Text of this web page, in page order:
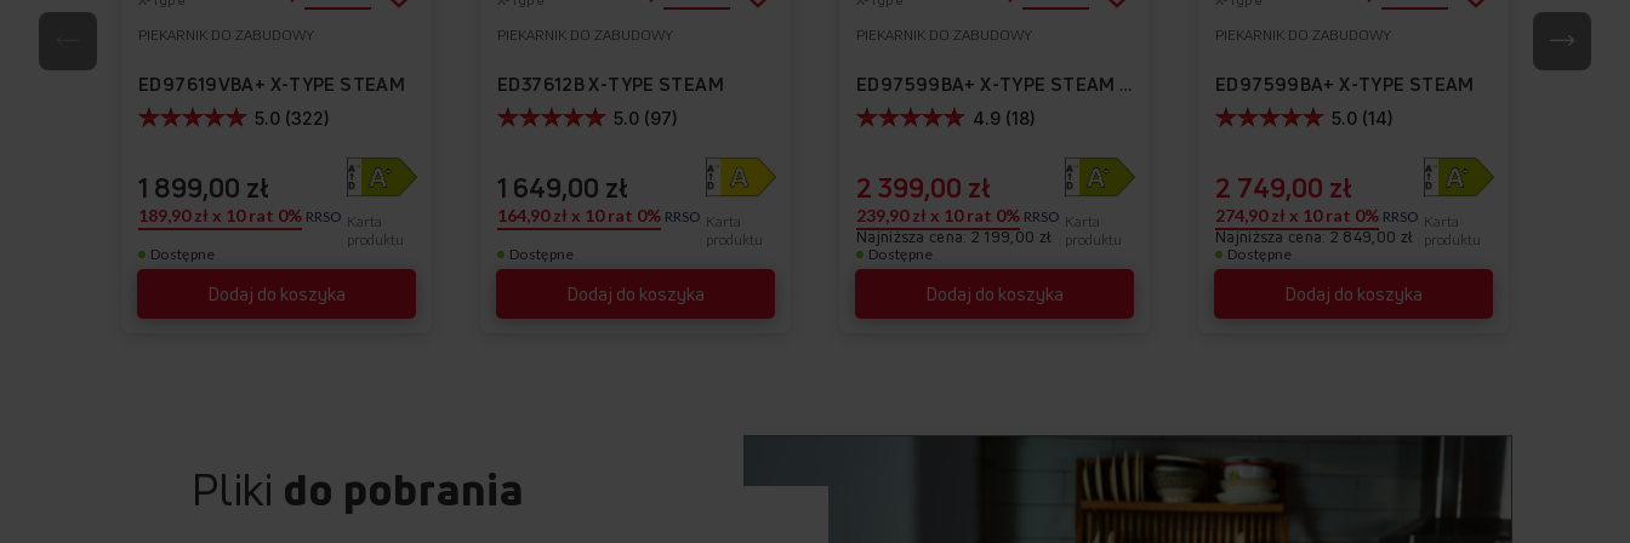
Dostępne
PIEKARNIK DO ZABUDOWY
ED97619VBA+ X-TYPE STEAM
Dodaj do koszyka
5.0 (322)
Karta
produktu
1 899,00 zł
189,90 zł x 10 rat 0% RRSO
listyulubionych
Dostępne
PIEKARNIK DO ZABUDOWY
ED37612B X-TYPE STEAM
Dodaj do koszyka
5.0 (97)
Karta
produktu
1 649,00 zł
164,90 zł x 10 rat 0% RRSO
Najniższa cena: 2 199,00 zł
Dostępne
PIEKARNIK DO ZABUDOWY
ED97599BA+ X-TYPE STEAM PO
Dodaj do koszyka
4.9 (18)
Karta
produktu
2 399,00 zł
239,90 zł x 10 rat 0% RRSO
listy
Najniższa cena: 2 849,00 zł
Dostępne
PIEKARNIK DO ZABUDOWY
ED97599BA+ X-TYPE STEAM
Dodaj do koszyka
5.0 (14)
Karta
produktu
2 749,00 zł
274,90 zł x 10 rat 0% RRSO
listy
Pliki do pobrania